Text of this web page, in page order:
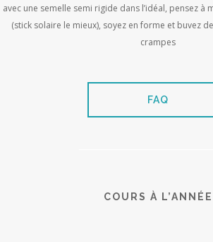
avec une semelle semi rigide dans l’idéal, pensez à
(stick solaire le mieux), soyez en forme et buvez
crampes
FAQ
COURS À L’ANNÉE